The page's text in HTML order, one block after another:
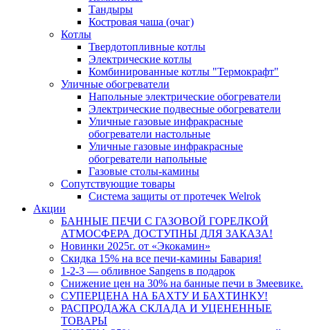
Тандыры
Костровая чаша (очаг)
Котлы
Твердотопливные котлы
Электрические котлы
Комбинированные котлы "Термокрафт"
Уличные обогреватели
Напольные электрические обогреватели
Электрические подвесные обогреватели
Уличные газовые инфракрасные
обогреватели настольные
Уличные газовые инфракрасные
обогреватели напольные
Газовые столы-камины
Сопутствующие товары
Система защиты от протечек Welrok
Акции
БАННЫЕ ПЕЧИ С ГАЗОВОЙ ГОРЕЛКОЙ
АТМОСФЕРА ДОСТУПНЫ ДЛЯ ЗАКАЗА!
Новинки 2025г. от «Экокамин»
Скидка 15% на все печи-камины Бавария!
1-2-3 — обливное Sangens в подарок
Снижение цен на 30% на банные печи в Змеевике.
СУПЕРЦЕНА НА БАХТУ И БАХТИНКУ!
РАСПРОДАЖА СКЛАДА И УЦЕНЕННЫЕ
ТОВАРЫ